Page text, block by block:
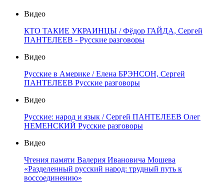
Видео
КТО ТАКИЕ УКРАИНЦЫ / Фёдор ГАЙДА, Сергей
ПАНТЕЛЕЕВ - Русские разговоры
Видео
Русские в Америке / Елена БРЭНСОН, Сергей
ПАНТЕЛЕЕВ Русские разговоры
Видео
Русские: народ и язык / Сергей ПАНТЕЛЕЕВ Олег
НЕМЕНСКИЙ Русские разговоры
Видео
Чтения памяти Валерия Ивановича Мошева
«Разделенный русский народ: трудный путь к
воссоединению»